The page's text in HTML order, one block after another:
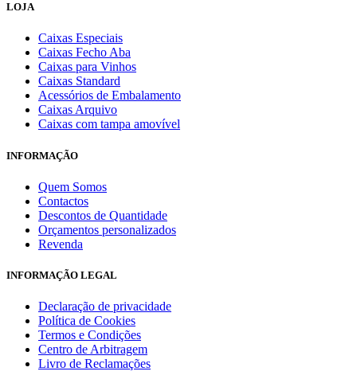
LOJA
Caixas Especiais
Caixas Fecho Aba
Caixas para Vinhos
Caixas Standard
Acessórios de Embalamento
Caixas Arquivo
Caixas com tampa amovível
INFORMAÇÃO
Quem Somos
Contactos
Descontos de Quantidade
Orçamentos personalizados
Revenda
INFORMAÇÃO LEGAL
Declaração de privacidade
Política de Cookies
Termos e Condições
Centro de Arbitragem
Livro de Reclamações